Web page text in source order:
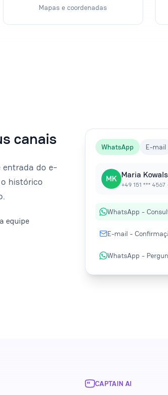
Mapas e coordenadas
canais
entrada do e-
histórico
equipe
WhatsApp E-mail
MK Maria
+49 151 *** 4567
WhatsApp -
E-mail -
WhatsApp -
CAPTAIN AI